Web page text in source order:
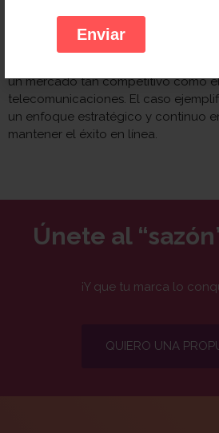
Estos resultados demuestran cómo
un mercado tan competitivo como
telecomunicaciones. El caso
un enfoque estratégico y continuo
mantener el éxito en línea.
Únete al
¡Y que tu marca lo
QUIERO UNA